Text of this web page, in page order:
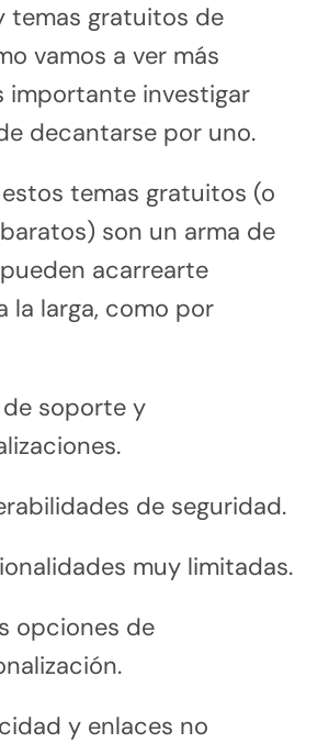
temas gratuitos de
vamos a ver más
importante investigar
decantarse por uno.
temas gratuitos (o
son un arma de
acarrearte
la larga, como por
de soporte y
de seguridad.
muy limitadas.
opciones de
y enlaces no